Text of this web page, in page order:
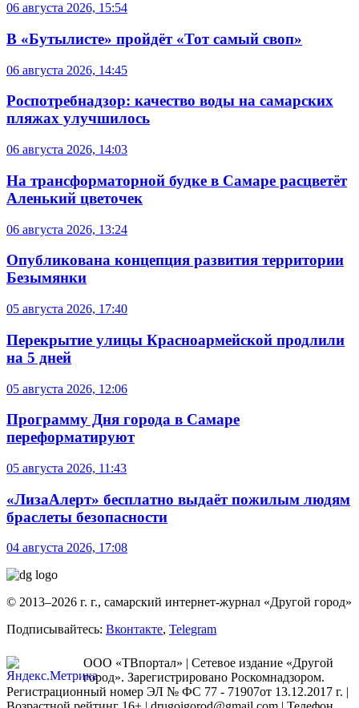
06 августа 2026, 15:54
В «Бутылисте» пройдёт «Тот самый своп»
06 августа 2026, 14:45
Роспотребнадзор: качество воды на самарских
пляжах улучшилось
06 августа 2026, 14:03
На трансформаторной будке в Самаре расцветёт
Аленький цветочек
06 августа 2026, 13:24
Опубликована концепция развития территории
Безымянки
05 августа 2026, 17:40
Перекрытие улицы Красноармейской продлили
на 5 дней
05 августа 2026, 12:06
Программу Дня города в Самаре
переформатируют
05 августа 2026, 11:43
«ЛизаАлерт» бесплатно выдаёт пожилым людям
браслеты безопасности
04 августа 2026, 17:08
© 2013–2026 г. г., самарский интернет-журнал «Другой город»
Подписывайтесь: Вконтакте, Telegram
ООО «ТВпортал» | Сетевое издание «Другой
город». Зарегистрировано Роскомнадзором.
Регистрационный номер ЭЛ № ФС 77 - 71907от 13.12.2017 г. |